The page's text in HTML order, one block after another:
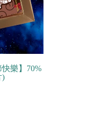
樂】70%
)